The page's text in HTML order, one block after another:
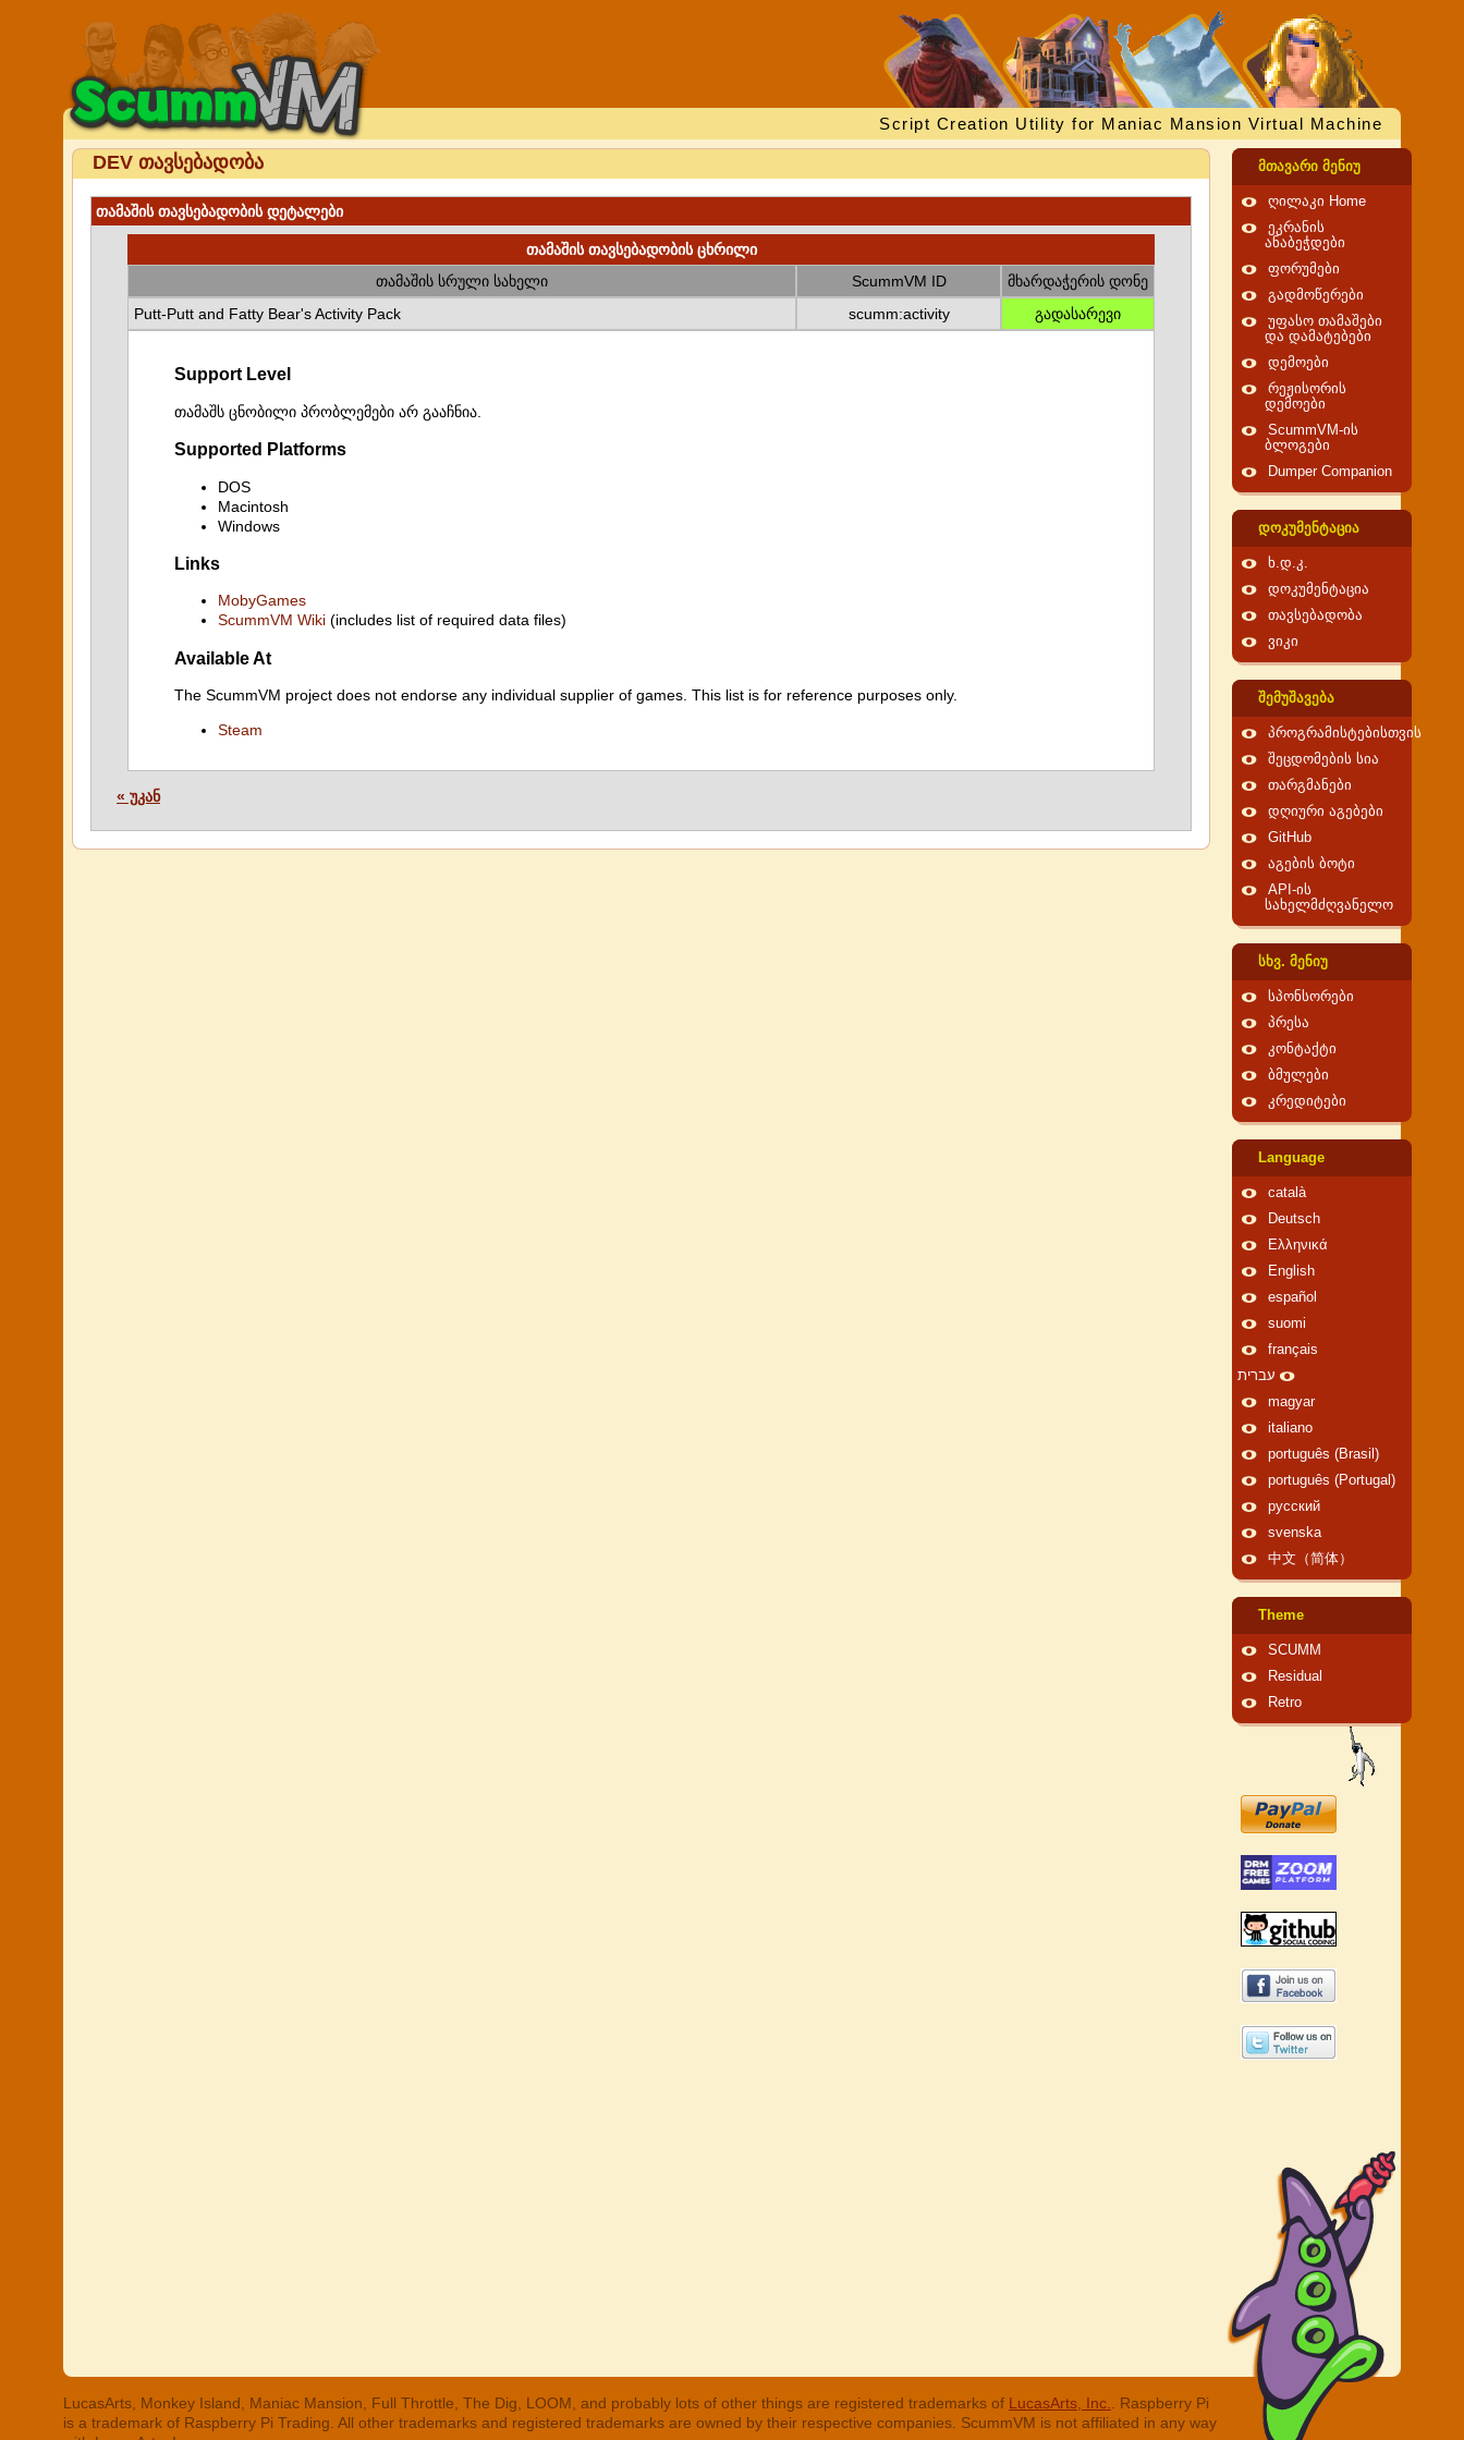
Script Creation Utility for Maniac Mansion Virtual Machine
DEV თავსებადობა
თამაშის თავსებადობის დეტალები
თამაშის თავსებადობის ცხრილი
თამაშის სრული სახელი
ScummVM ID
მხარდაჭერის დონე
Putt-Putt and Fatty Bear's Activity Pack
scumm:activity გადასარევი
Support Level
თამაშს ცნობილი პრობლემები არ გააჩნია.
Supported Platforms
DOS
Macintosh
Windows
Links
MobyGames
ScummVM Wiki (includes list of required data files)
Available At
The ScummVM project does not endorse any individual supplier of games. This list is for reference purposes only.
Steam
« უკან
მთავარი მენიუ
ღილაკი Home
ეკრანის
ანაბეჭდები
ფორუმები
გადმოწერები
უფასო თამაშები
და დამატებები
დემოები
რეჟისორის
დემოები
ScummVM-ის
ბლოგები
Dumper Companion
დოკუმენტაცია
ხ.დ.კ.
დოკუმენტაცია
თავსებადობა
ვიკი
შემუშავება
პროგრამისტებისთვის
შეცდომების სია
თარგმანები
დღიური აგებები
GitHub
აგების ბოტი
API-ის
სახელმძღვანელო
სხვ. მენიუ
სპონსორები
პრესა
კონტაქტი
ბმულები
კრედიტები
Language
català
Deutsch
Ελληνικά
English
español
suomi
français
עברית
magyar
italiano
português (Brasil)
português (Portugal)
русский
svenska
中文（简体）
Theme
SCUMM
Residual
Retro
LucasArts, Monkey Island, Maniac Mansion, Full Throttle, The Dig, LOOM, and probably lots of other things are registered trademarks of LucasArts, Inc.
. Raspberry Pi
is a trademark of Raspberry Pi Trading. All other trademarks and registered trademarks are owned by their respective companies. ScummVM is not affiliated in any way